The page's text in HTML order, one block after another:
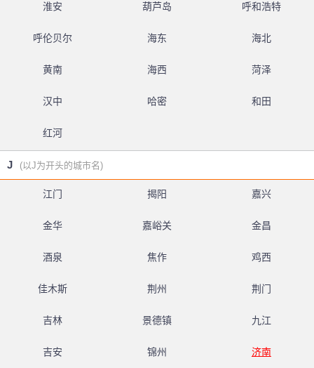
淮安 葫芦岛 呼和浩特
呼伦贝尔 海东 海北
黄南 海西 菏泽
汉中 哈密 和田
红河
J (以J为开头的城市名)
江门 揭阳 嘉兴
金华 嘉峪关 金昌
酒泉 焦作 鸡西
佳木斯 荆州 荆门
吉林 景德镇 九江
吉安 锦州 济南